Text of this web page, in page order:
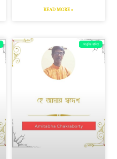
READ MORE »
আধুনিক কবিতা